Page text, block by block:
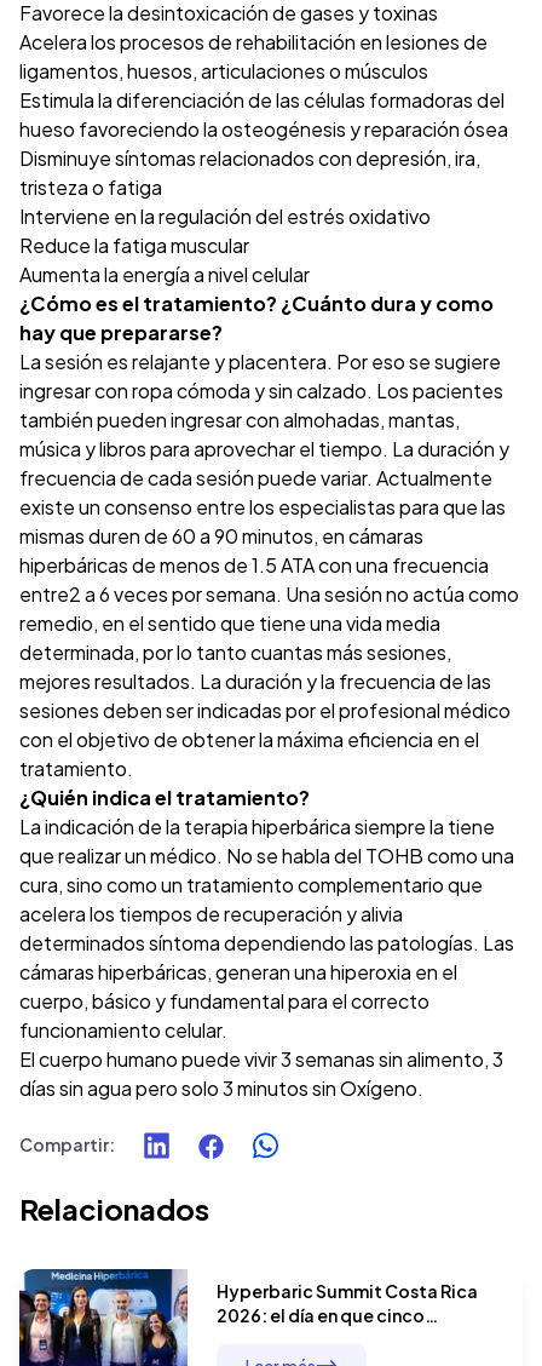
Favorece la desintoxicación de gases y toxinas
Acelera los procesos de rehabilitación en lesiones de
ligamentos, huesos, articulaciones o músculos
Estimula la diferenciación de las células formadoras del
hueso favoreciendo la osteogénesis y reparación ósea
Disminuye síntomas relacionados con depresión, ira,
tristeza o fatiga
Interviene en la regulación del estrés oxidativo
Reduce la fatiga muscular
Aumenta la energía a nivel celular
¿Cómo es el tratamiento? ¿Cuánto dura y como
hay que prepararse?
La sesión es relajante y placentera. Por eso se sugiere
ingresar con ropa cómoda y sin calzado. Los pacientes
también pueden ingresar con almohadas, mantas,
música y libros para aprovechar el tiempo. La duración y
frecuencia de cada sesión puede variar. Actualmente
existe un consenso entre los especialistas para que las
mismas duren de 60 a 90 minutos, en cámaras
hiperbáricas de menos de 1.5 ATA con una frecuencia
entre2 a 6 veces por semana. Una sesión no actúa como
remedio, en el sentido que tiene una vida media
determinada, por lo tanto cuantas más sesiones,
mejores resultados. La duración y la frecuencia de las
sesiones deben ser indicadas por el profesional médico
con el objetivo de obtener la máxima eficiencia en el
tratamiento.
¿Quién indica el tratamiento?
La indicación de la terapia hiperbárica siempre la tiene
que realizar un médico. No se habla del TOHB como una
cura, sino como un tratamiento complementario que
acelera los tiempos de recuperación y alivia
determinados síntoma dependiendo las patologías. Las
cámaras hiperbáricas, generan una hiperoxia en el
cuerpo, básico y fundamental para el correcto
funcionamiento celular.
El cuerpo humano puede vivir 3 semanas sin alimento, 3
días sin agua pero solo 3 minutos sin Oxígeno.
Compartir:
Relacionados
Hyperbaric Summit Costa Rica
2026: el día en que cinco